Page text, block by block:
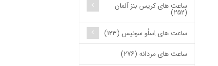
ساعت های کریس بنز آلمان
(252)
ساعت های اِسلُو سوئیس (123)
ساعت های مردانه (276)